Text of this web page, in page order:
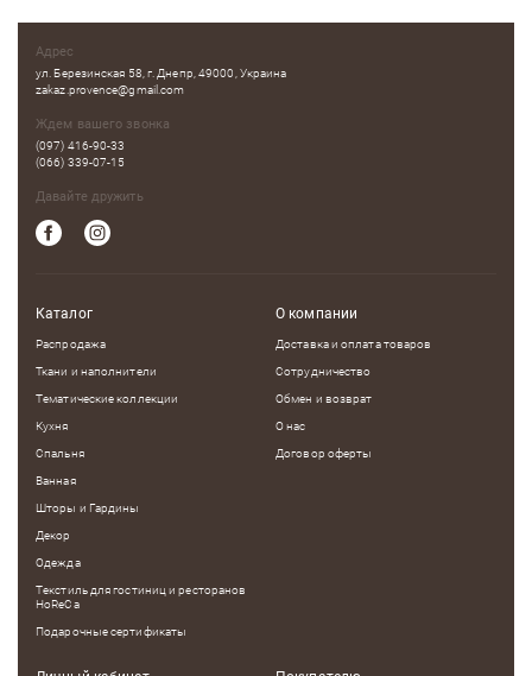
Адрес
ул. Березинская 58, г. Днепр, 49000, Украина
zakaz.provence@gmail.com
Ждем вашего звонка
(097) 416-90-33
(066) 339-07-15
Давайте дружить
Каталог
Распродажа
Ткани и наполнители
Тематические коллекции
Кухня
Спальня
Ванная
Шторы и Гардины
Декор
Одежда
Текстиль для гостиниц и ресторанов
HoReCa
Подарочные сертификаты
О компании
Доставка и оплата товаров
Сотрудничество
Обмен и возврат
О нас
Договор оферты